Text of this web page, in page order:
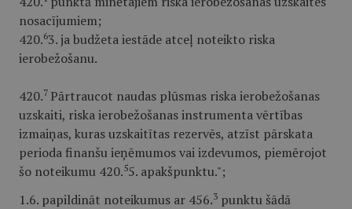
nosacījumiem;
420.63. ja budžeta iestāde atceļ noteikto riska
ierobežošanu.
420.7 Pārtraucot naudas plūsmas riska ierobežošanas
uzskaiti, riska ierobežošanas instrumenta vērtības
izmaiņas, kuras uzskaitītas rezervēs, atzīst pārskata
perioda finanšu ieņēmumos vai izdevumos, piemērojot
šo noteikumu 420.55. apakšpunktu.";
1.6. papildināt noteikumus ar 456.3 punktu šādā